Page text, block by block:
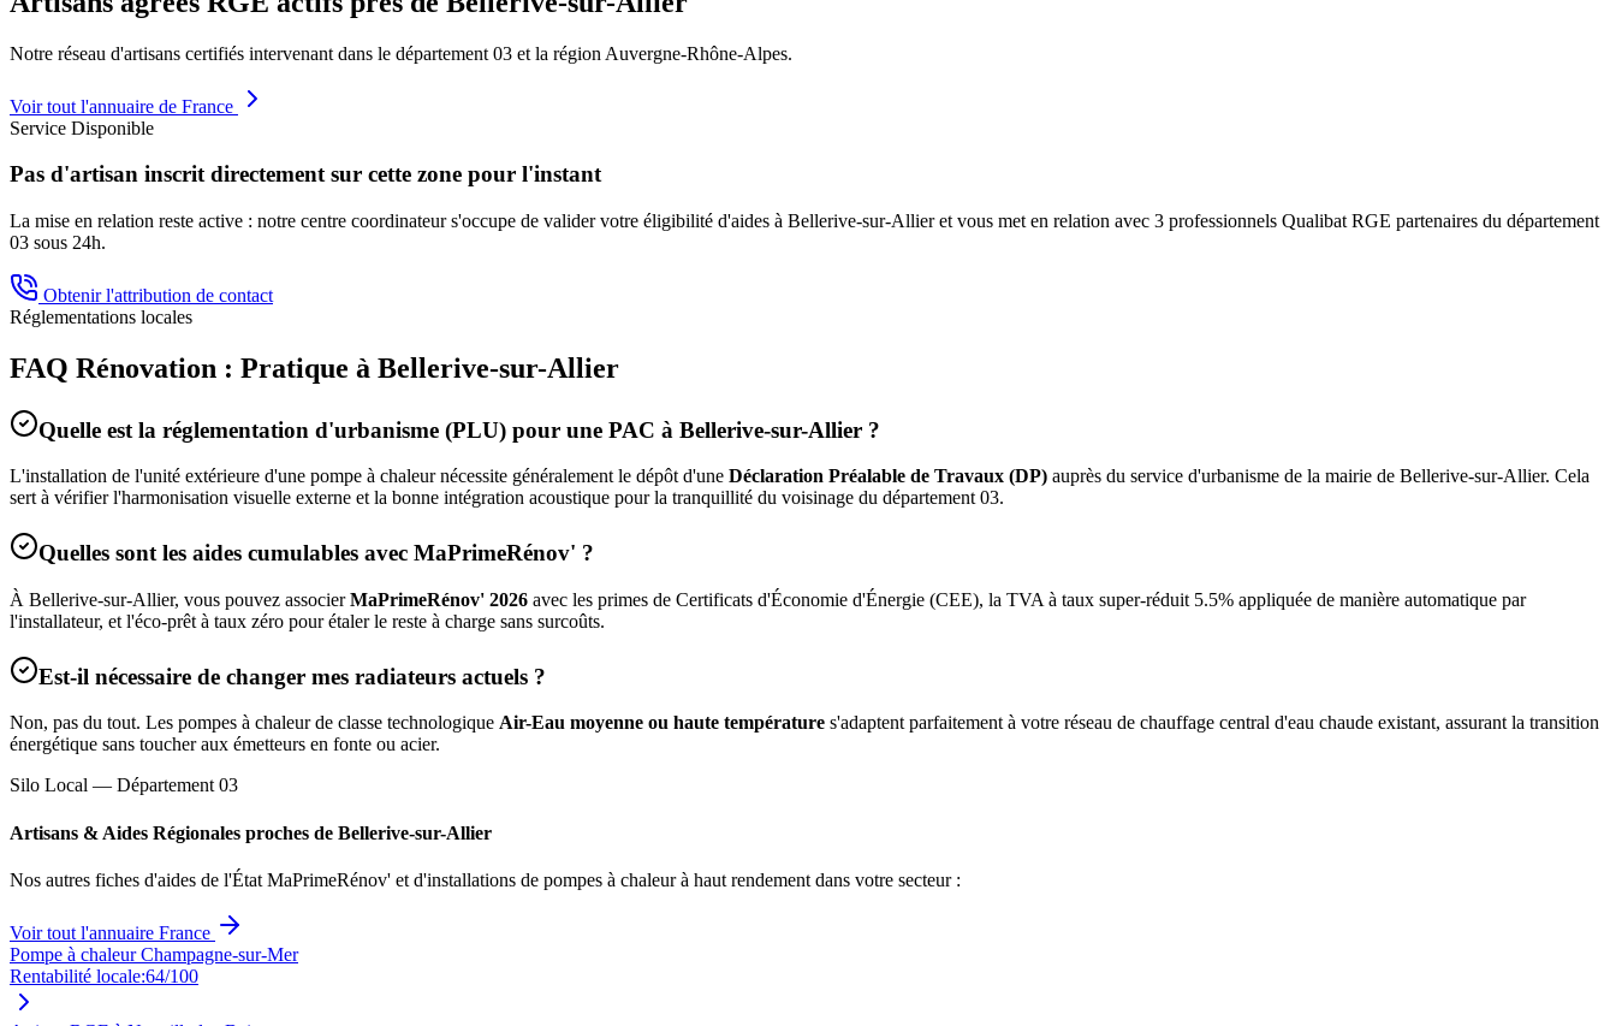
Notre réseau d'artisans certifiés intervenant dans le département 03 et la région Auvergne-Rhône-Alpes.
Voir tout l'annuaire de France
Service Disponible
Pas d'artisan inscrit directement sur cette zone pour l'instant
La mise en relation reste active : notre centre coordinateur s'occupe de valider votre éligibilité d'aides à Bellerive-sur-Allieret vous met en relation avec 3 professionnels Qualibat RGE partenaires du département
03 sous 24h.
Obtenir l'attribution de contact
Réglementations locales
FAQ Rénovation : Pratique à Bellerive-sur-Allier
Quelle est la réglementation d'urbanisme (PLU) pour une PAC à Bellerive-sur-Allier ?
L'installation de l'unité extérieure d'une pompe à chaleur nécessite généralement le dépôt d'une Déclaration Préalable de Travaux (DP) auprès du service d'urbanisme de la mairie de Bellerive-sur-Allier. Cela
sert à vérifier l'harmonisation visuelle externe et la bonne intégration acoustique pour la tranquillité du voisinage du département03.
Quelles sont les aides cumulables avec MaPrimeRénov' ?
À Bellerive-sur-Allier, vous pouvez associerMaPrimeRénov' 2026 avec les primes de Certificats d'Économie d'Énergie (CEE), la TVA à taux super-réduit 5.5% appliquée de manière automatique par
l'installateur, et l'éco-prêt à taux zéro pour étaler le reste à charge sans surcoûts.
Est-il nécessaire de changer mes radiateurs actuels ?
Non, pas du tout. Les pompes à chaleur de classe technologique Air-Eau moyenne ou haute température s'adaptent parfaitement à votre réseau de chauffage central d'eau chaude existant, assurant la transition
énergétique sans toucher aux émetteurs en fonte ou acier.
Silo Local — Département 03
Artisans & Aides Régionales proches de Bellerive-sur-Allier
Nos autres fiches d'aides de l'État MaPrimeRénov' et d'installations de pompes à chaleur à haut rendement dans votre secteur :
Voir tout l'annuaire France
Pompe à chaleur Champagne-sur-Mer
Rentabilité locale:64/100